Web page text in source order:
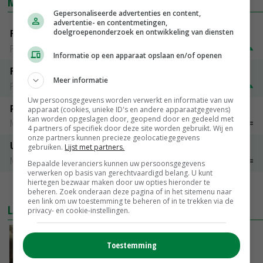
Fontane
PotatoNL
Fritesgeschikt NL Du Be
PotatoNL
Peen
Noteringen
€ 26,00~ € 33,00
Uien Middenmeer Geel 30-60% grof
Noteringen
€ 0,00~
MEER MARKTPRIJZEN
LAATSTE NIEUWS
‘Samenwerking A-ware en Amalthea gaat
zorgen voor meer balans’
VANDAAG, 16:01
Gepersonaliseerde advertenties en content,
advertentie- en contentmetingen,
doelgroepenonderzoek en ontwikkeling van diensten
Informatie op een apparaat opslaan en/of openen
Meer informatie
Uw persoonsgegevens worden verwerkt en informatie van uw
apparaat (cookies, unieke ID's en andere apparaatgegevens)
kan worden opgeslagen door, geopend door en gedeeld met
4 partners of specifiek door deze site worden gebruikt. Wij en
onze partners kunnen precieze geolocatiegegevens
gebruiken. Lijst met partners.
Bepaalde leveranciers kunnen uw persoonsgegevens
verwerken op basis van gerechtvaardigd belang. U kunt
hiertegen bezwaar maken door uw opties hieronder te
beheren. Zoek onderaan deze pagina of in het sitemenu naar
een link om uw toestemming te beheren of in te trekken via de
privacy- en cookie-instellingen.
Toestemming